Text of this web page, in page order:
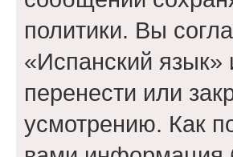
политики. Вы
«Испанский язык»
перенести или
усмотрению. Как